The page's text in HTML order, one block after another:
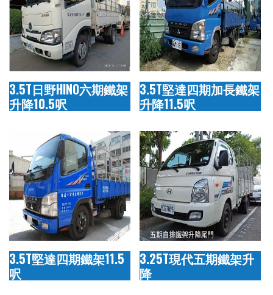
3.5T日野HINO六期鐵架
升降10.5呎
3.5T堅達四期加長鐵架
升降11.5呎
3.5T堅達四期鐵架11.5
呎
3.25T現代五期鐵架升
降